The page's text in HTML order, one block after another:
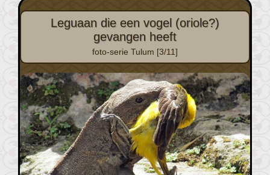
Leguaan die een vogel (oriole?)
gevangen heeft
foto-serie Tulum [3/11]